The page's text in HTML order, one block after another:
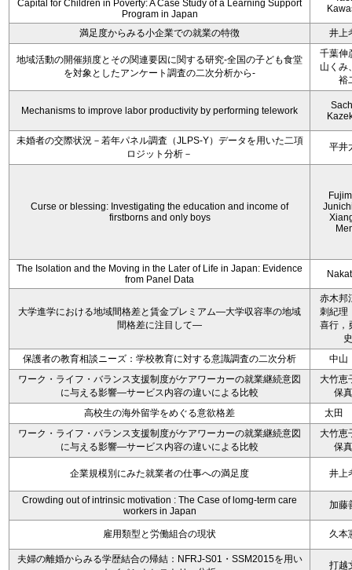
Capital for Children in Poverty: A Case Study of a Learning Support
Program in Japan
満足度からみる小企業での就業の特徴 井上
地域活動の開催頻度とその関連要因に関する研究-全国の子ども食堂
を対象としたアンケート調査の二次分析から-
千葉伸
山くみ
裕
Mechanisms to improve labor productivity by performing telework
未婚者の交際状況－若年パネル調査（JLPS-Y）データを用いた二項
ロジット分析－
平井
Curse or blessing: Investigating the education and income of
firstborns and only boys
The Isolation and the Moving in the Later of Life in Japan: Evidence
from Panel Data
大学進学における地域間格差と賃金プレミアム―大学収容率の地域
間格差に注目して―
赤木邦
刺紀理
喜行，
史
保護者の教育相談ニーズ：学校教育に対する意識調査の二次分析
中
ワーク・ライフ・バランス支援制度がケアワーカーの就業継続意図
に与える影響―サービス内容の違いによる比較
大竹恵
保
高校生の海外留学をめぐる意欲格差
太田
ワーク・ライフ・バランス支援制度がケアワーカーの就業継続意図
に与える影響―サービス内容の違いによる比較
大竹恵
保
企業規模別にみた就業者の仕事への満足度 井上
Crowding out of intrinsic motivation : The Case of lomg-term care
workers in Japan
加藤
雇用類型と労働組合の現状 久本
夫婦の離婚からみる学歴結合の帰結：NFRJ-S01・SSM2015を用い
打越